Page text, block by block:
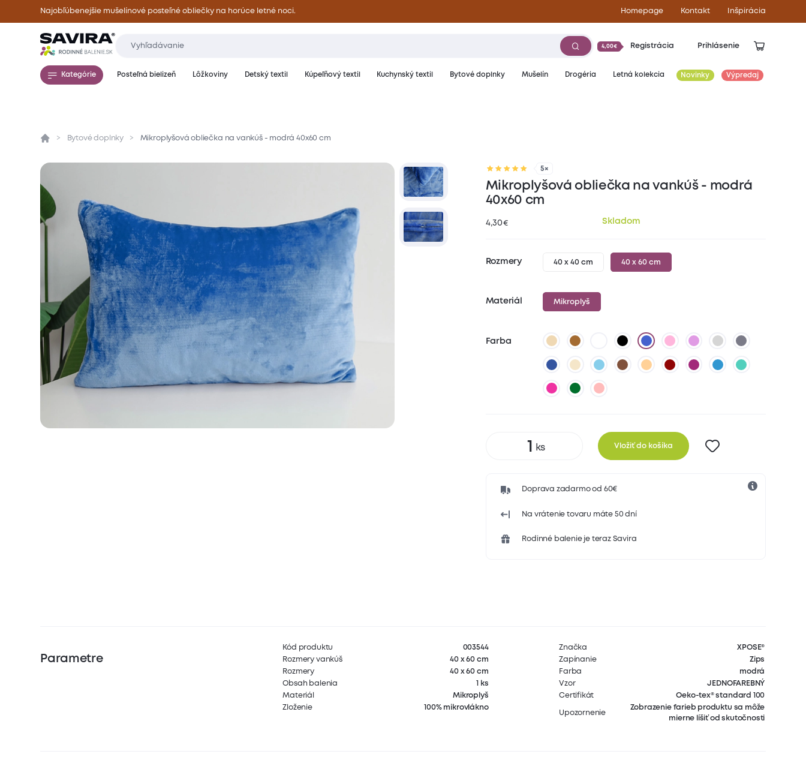
Najobľúbenejšie mušelínové posteľné obliečky na horúce letné noci. Homepage Kontakt Inšpirácia
4,00€ Registrácia Prihlásenie
Kategórie Posteľná bielizeň Lôžkoviny Detský textil Kúpeľňový textil Kuchynský textil Bytové doplnky Mušelín Drogéria Letná kolekcia Novinky Výpredaj
Prehľad Parametre Popis produktu Materiál a starostlivosť
Bytové doplnky Mikroplyšová obliečka na vankúš - modrá 40x60 cm
5×
Mikroplyšová obliečka na vankúš - modrá
40x60 cm
4,30 € Skladom
Rozmery 40 x 40 cm 40 x 60 cm
Materiál Mikroplyš
Farba
Vložiť do košíka
Doprava zadarmo od 60€
Na vrátenie tovaru máte 50 dní
Rodinné balenie je teraz Savira
Parametre
Kód produktu
003544
Rozmery vankúš
40 x 60 cm
Rozmery
40 x 60 cm
Obsah balenia
1 ks
Materiál
Mikroplyš
Zloženie
100% mikrovlákno
Značka
XPOSE®
Zapínanie
Zips
Farba
modrá
Vzor
JEDNOFAREBNÝ
Certifikát
Oeko-tex® standard 100
Upozornenie
Zobrazenie farieb produktu sa môže
mierne líšiť od skutočnosti